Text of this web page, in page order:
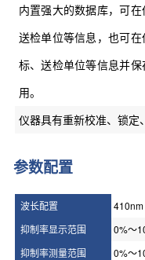
内置强大的数据库，可在
送检单位等信息，也可
标、送检单位等信息并
用。
仪器具有重新校准、锁定
参数配置
波长配置
抑制率显示范围
抑制率测量范围
410nm
0%～
0%～